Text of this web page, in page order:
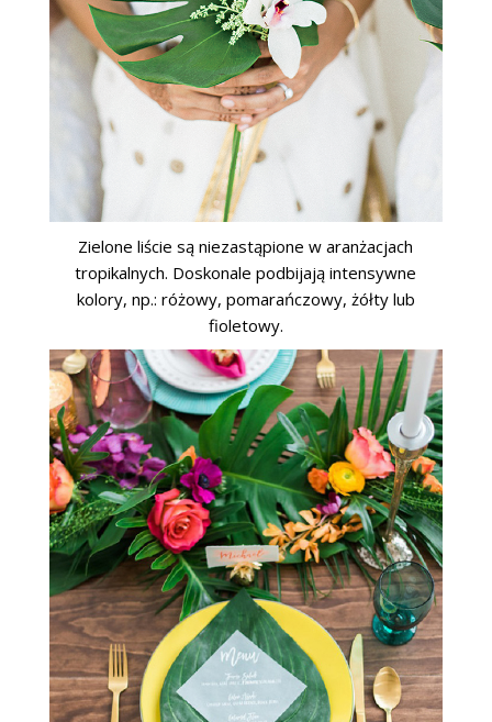
Zielone liście są niezastąpione w aranżacjach
tropikalnych. Doskonale podbijają intensywne
kolory, np.: różowy, pomarańczowy, żółty lub
fioletowy.